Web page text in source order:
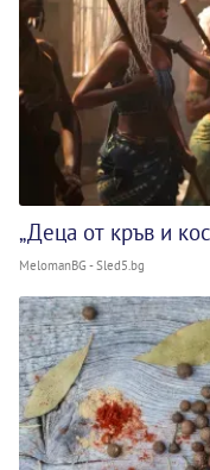
„Деца от кръв и
MelomanBG - Sled5.bg